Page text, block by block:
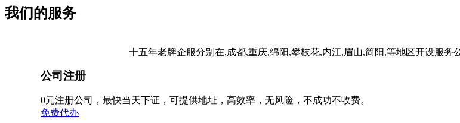
我们的服务
十五年老牌企服分别在,成都,重庆,绵阳,攀枝花,内江,眉山,简阳,等地区开设服务
公司注册
0元注册公司，最快当天下证，可提供地址，高效率，无风险，不成功不收费。
免费代办